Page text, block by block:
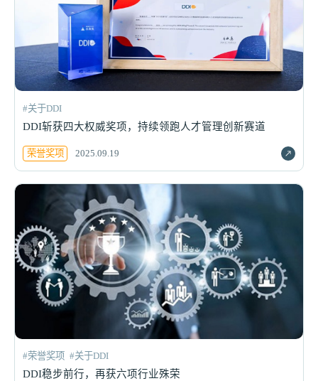
#关于DDI
DDI斩获四大权威奖项，持续领跑人才管理创新赛道
荣誉奖项 2025.09.19
#荣誉奖项 #关于DDI
DDI稳步前行，再获六项行业殊荣